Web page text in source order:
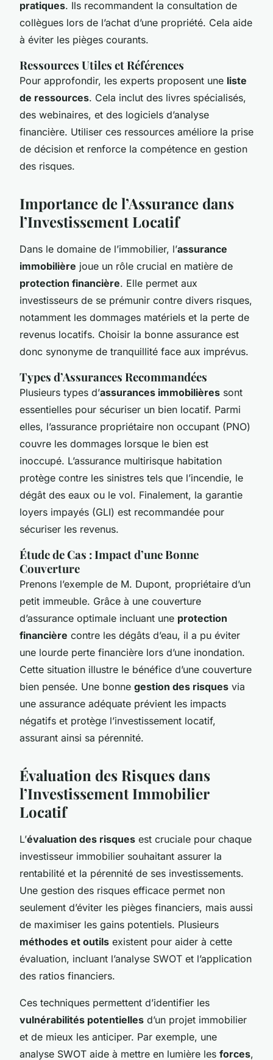
pratiques. Ils recommandent la consultation de
collègues lors de l’achat d’une propriété. Cela aide
à éviter les pièges courants.
Ressources Utiles et Références
Pour approfondir, les experts proposent une liste
de ressources. Cela inclut des livres spécialisés,
des webinaires, et des logiciels d’analyse
financière. Utiliser ces ressources améliore la prise
de décision et renforce la compétence en gestion
des risques.
Importance de l’Assurance dans
l’Investissement Locatif
Dans le domaine de l’immobilier, l’assurance
immobilière joue un rôle crucial en matière de
protection financière. Elle permet aux
investisseurs de se prémunir contre divers risques,
notamment les dommages matériels et la perte de
revenus locatifs. Choisir la bonne assurance est
donc synonyme de tranquillité face aux imprévus.
Types d’Assurances Recommandées
Plusieurs types d’assurances immobilières sont
essentielles pour sécuriser un bien locatif. Parmi
elles, l’assurance propriétaire non occupant (PNO)
couvre les dommages lorsque le bien est
inoccupé. L’assurance multirisque habitation
protège contre les sinistres tels que l’incendie, le
dégât des eaux ou le vol. Finalement, la garantie
loyers impayés (GLI) est recommandée pour
sécuriser les revenus.
Étude de Cas : Impact d’une Bonne
Couverture
Prenons l’exemple de M. Dupont, propriétaire d’un
petit immeuble. Grâce à une couverture
d’assurance optimale incluant une protection
financière contre les dégâts d’eau, il a pu éviter
une lourde perte financière lors d’une inondation.
Cette situation illustre le bénéfice d’une couverture
bien pensée. Une bonne gestion des risques via
une assurance adéquate prévient les impacts
négatifs et protège l’investissement locatif,
assurant ainsi sa pérennité.
Évaluation des Risques dans
l’Investissement Immobilier
Locatif
L’évaluation des risques est cruciale pour chaque
investisseur immobilier souhaitant assurer la
rentabilité et la pérennité de ses investissements.
Une gestion des risques efficace permet non
seulement d’éviter les pièges financiers, mais aussi
de maximiser les gains potentiels. Plusieurs
méthodes et outils existent pour aider à cette
évaluation, incluant l’analyse SWOT et l’application
des ratios financiers.
Ces techniques permettent d’identifier les
vulnérabilités potentielles d’un projet immobilier
et de mieux les anticiper. Par exemple, une
analyse SWOT aide à mettre en lumière les forces,